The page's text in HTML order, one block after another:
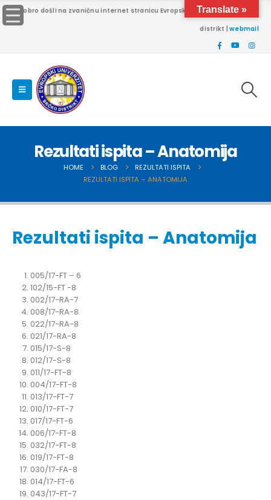
Dobro došli na zvaničnu internet stranicu Evropskog univerziteta Brčko
distrikt |webmail
Rezultati ispita – Anatomija
HOME BLOG
REZULTATI ISPITA
REZULTATI ISPITA – ANATOMIJA
Rezultati ispita – Anatomija
005/17-FT – 6
102/15-FT -8
002/17-RA-7
008/17-RA-8
022/17-RA-8
021/17-RA-8
015/17-S-8
012/17-S-8
011/17-FT-8
004/17-FT-8
013/17-FT-7
010/17-FT-7
017/17-FT-6
006/17-FT-8
032/17-FT-8
019/17-FT-8
030/17-FA-8
014/17-FT-6
043/17-FT-7
Translate »